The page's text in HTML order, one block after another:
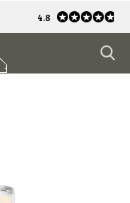
Gratisretourneren*
4.8